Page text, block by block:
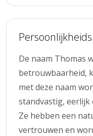
De naam Thomas
betrouwbaarheid,
met deze naam
standvastig, eerlijk
Ze hebben een
vertrouwen en